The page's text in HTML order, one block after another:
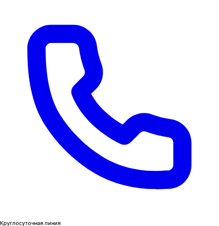
Круглосуточная линия